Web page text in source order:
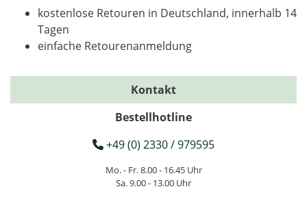
kostenlose Retouren in Deutschland, innerhalb 14
Tagen
einfache Retourenanmeldung
Kontakt
Bestellhotline
+49 (0) 2330 / 979595
Mo. - Fr. 8.00 - 16.45 Uhr
Sa. 9.00 - 13.00 Uhr